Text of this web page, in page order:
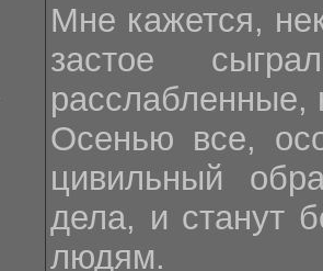
Мне кажется,
застое
расслабленные,
Осенью все,
цивильный
дела, и станут
людям.